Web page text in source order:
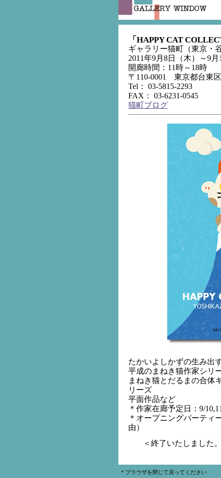
「HAPPY CAT
ギャラリー猫町（東京・
2011年9月8日（木）～9
開廊時間：11時～18時
〒110-0001 東京都台東
Tel： 03-5815-2293
FAX： 03-6231-0545
猫町ブログ
たかいよしかずの生み出
平成のまねき猫作家シリ
まねき猫とだるまの合体
リーズ
平面作品など
＊作家在廊予定日：9/
＊オープニングパーティ
由）
＜終了いたしました
＊ブラウザを閉じて戻ってください